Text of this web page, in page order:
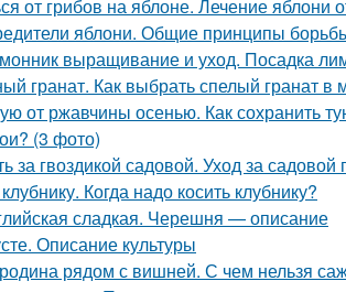
от грибов на яблоне. Лечение яблони
яблони. Общие принципы
выращивание и уход. Посадка
гранат. Как выбрать спелый гранат в
от ржавчины осенью. Как сохранить
(3 фото)
за гвоздикой садовой. Уход за садовой
Когда надо косить клубнику?
сладкая. Черешня — описание
Описание культуры
рядом с вишней. С чем нельзя